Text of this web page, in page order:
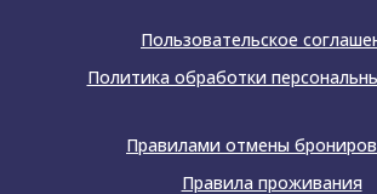
Пользовательское
Политика обработки
Правилами отмены
Правила проживания